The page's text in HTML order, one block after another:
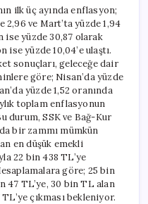
ilk üç ayında enflasyon;
2,96 ve Mart’ta yüzde 1,94
ise yüzde 30,87 olarak
yüzde 10,04’e ulaştı.
sonuçları, geleceğe dair
göre; Nisan’da yüzde
yüzde 1,52 oranında
toplam enflasyonun
durum, SSK ve Bağ-Kur
bir zammı mümkün
en düşük emekli
22 bin 438 TL’ye
göre; 25 bin
47 TL’ye, 30 bin TL alan
çıkması bekleniyor.